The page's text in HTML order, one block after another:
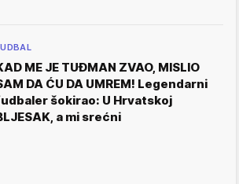
ME JE TUĐMAN ZVAO, MISLIO
DA ĆU DA UMREM! Legendarni
šokirao: U Hrvatskoj
a mi srećni